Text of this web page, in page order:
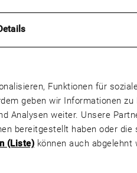
Funktionen für
geben wir Informationen zu
Analysen weiter. Unsere
bereitgestellt haben oder
(Liste) können auch